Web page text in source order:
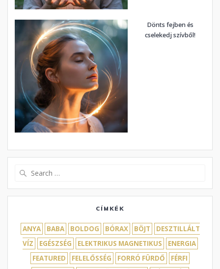
Dönts fejben és
cselekedj szívből!
CÍMKÉK
ANYA BABA BOLDOG BÓRAX BÖJT
DESZTILLÁLT
VÍZ
EGÉSZSÉG ELEKTRIKUS MAGNETIKUS
ENERGIA
FEATURED
FELELŐSSÉG FORRÓ FÜRDŐ
FÉRFI